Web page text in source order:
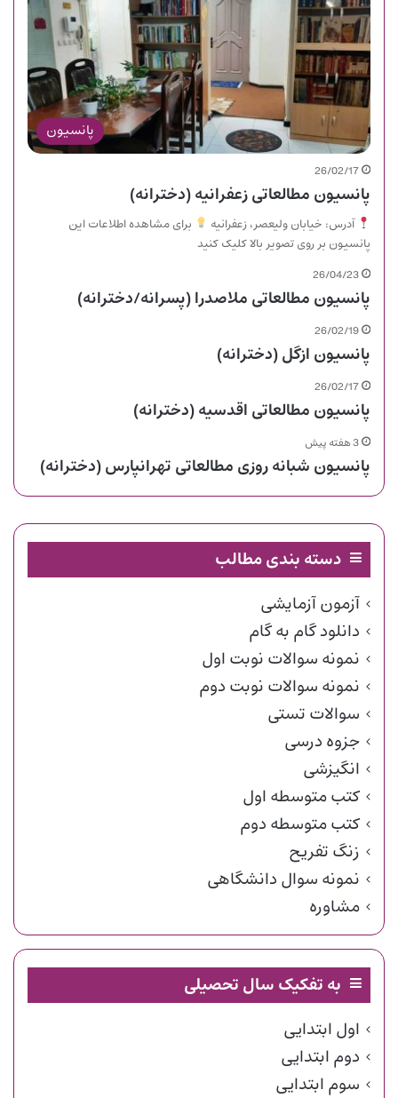
پانسیون
26/02/17
پانسیون مطالعاتی زعفرانیه (دخترانه)
آدرس: خیابان ولیعصر، زعفرانیه
برای مشاهده اطلاعات این
پانسیون بر روی تصویر بالا کلیک کنید
26/04/23
پانسیون مطالعاتی ملاصدرا (پسرانه/دخترانه)
26/02/19
پانسیون ازگل (دخترانه)
26/02/17
پانسیون مطالعاتی اقدسیه (دخترانه)
3 هفته پیش
پانسیون شبانه روزی مطالعاتی تهرانپارس (دخترانه)
دسته بندی مطالب
آزمون آزمایشی
دانلود گام به گام
نمونه سوالات نوبت اول
نمونه سوالات نوبت دوم
سوالات تستی
جزوه درسی
انگیزشی
کتب متوسطه اول
کتب متوسطه دوم
زنگ تفریح
نمونه سوال دانشگاهی
مشاوره
به تفکیک سال تحصیلی
اول ابتدایی
دوم ابتدایی
سوم ابتدایی